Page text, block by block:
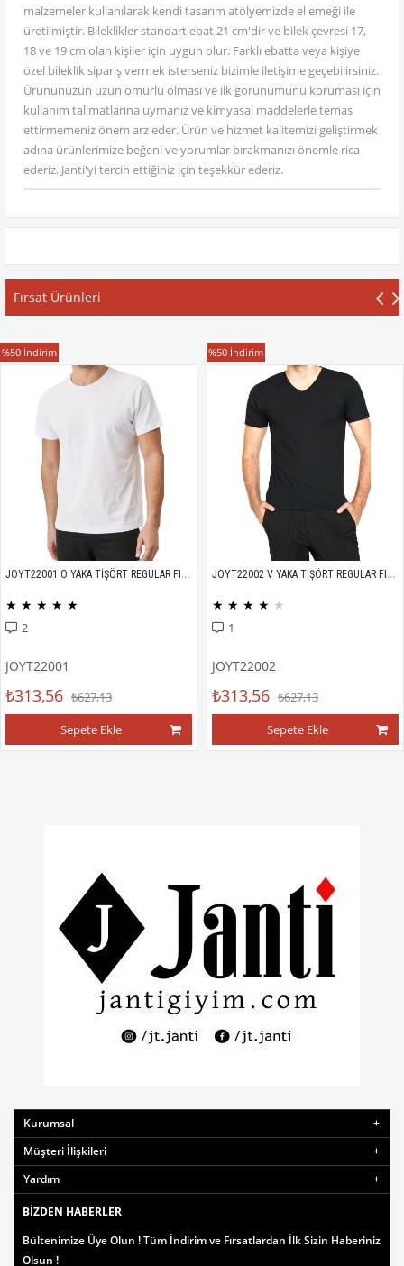
malzemeler kullanılarak kendi tasarım atölyemizde el emeği ile
üretilmiştir. Bileklikler standart ebat 21 cm'dir ve bilek çevresi 17,
18 ve 19 cm olan kişiler için uygun olur. Farklı ebatta veya kişiye
özel bileklik sipariş vermek isterseniz bizimle iletişime geçebilirsiniz.
Ürününüzün uzun ömürlü olması ve ilk görünümünü koruması için
kullanım talimatlarına uymanız ve kimyasal maddelerle temas
ettirmemeniz önem arz eder. Ürün ve hizmet kalitemizi geliştirmek
adına ürünlerimize beğeni ve yorumlar bırakmanızı önemle rica
ederiz. Janti'yi tercih ettiğiniz için teşekkür ederiz.
Fırsat Ürünleri
T-Shirt
JOYT22001 O YAKA TİŞÖRT REGULAR FIT %100 PAMUK COMPACK PENYE
★ ★ ★ ★ ★
2
JOYT22001
₺313,56 ₺627,13
Sepete Ekle
%50 İndirim T-Shirt
JOYT22002 V YAKA TİŞÖRT REGULAR FIT %100 PAMUK COMPACK PENYE
★ ★ ★ ★ ★
1
JOYT22002
₺313,56 ₺627,13
Sepete Ekle
%50 İndirim
Kurumsal
Müşteri İlişkileri
Yardım
BIZDEN HABERLER
Bültenimize Üye Olun ! Tüm İndirim ve Fırsatlardan İlk Sizin Haberiniz
Olsun !